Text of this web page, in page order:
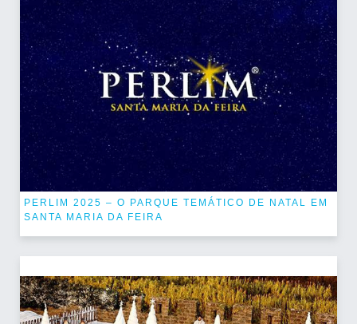
PERLIM 2025 – O PARQUE TEMÁTICO DE NATAL EM
SANTA MARIA DA FEIRA